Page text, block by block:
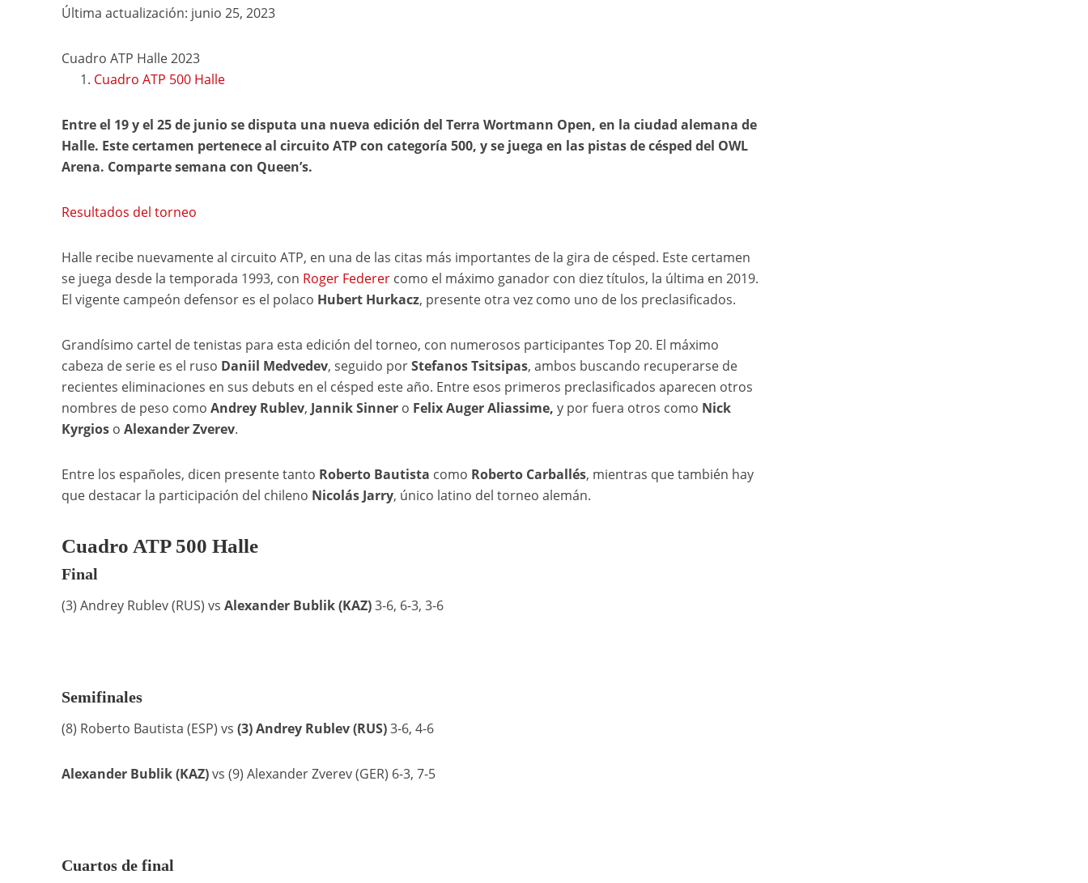
Última actualización: junio 25, 2023
Cuadro ATP Halle 2023
Cuadro ATP 500 Halle
Entre el 19 y el 25 de junio se disputa una nueva edición del Terra Wortmann Open, en la ciudad alemana de
Halle. Este certamen pertenece al circuito ATP con categoría 500, y se juega en las pistas de césped del OWL
Arena. Comparte semana con Queen’s.
Resultados del torneo
Halle recibe nuevamente al circuito ATP, en una de las citas más importantes de la gira de césped. Este certamen
se juega desde la temporada 1993, con Roger Federercomo el máximo ganador con diez títulos, la última en 2019.
El vigente campeón defensor es el polaco Hubert Hurkacz, presente otra vez como uno de los preclasificados.
Grandísimo cartel de tenistas para esta edición del torneo, con numerosos participantes Top 20. El máximo
cabeza de serie es el ruso Daniil Medvedev, seguido porStefanos Tsitsipas, ambos buscando recuperarse de
recientes eliminaciones en sus debuts en el césped este año. Entre esos primeros preclasificados aparecen otros
nombres de peso como Andrey Rublev, Jannik Sinnero Felix Auger Aliassime, y por fuera otros como Nick
Kyrgioso Alexander Zverev.
Entre los españoles, dicen presente tanto Roberto Bautista como Roberto Carballés, mientras que también hay
que destacar la participación del chileno Nicolás Jarry, único latino del torneo alemán.
Cuadro ATP 500 Halle
Final
(3) Andrey Rublev (RUS) vs Alexander Bublik (KAZ)3-6, 6-3, 3-6
Semifinales
(8) Roberto Bautista (ESP) vs (3) Andrey Rublev (RUS)3-6, 4-6
Alexander Bublik (KAZ)vs (9) Alexander Zverev (GER) 6-3, 7-5
Cuartos de final